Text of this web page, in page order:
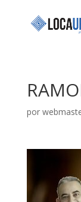
por